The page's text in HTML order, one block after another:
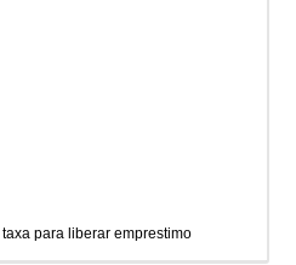
para liberar emprestimo